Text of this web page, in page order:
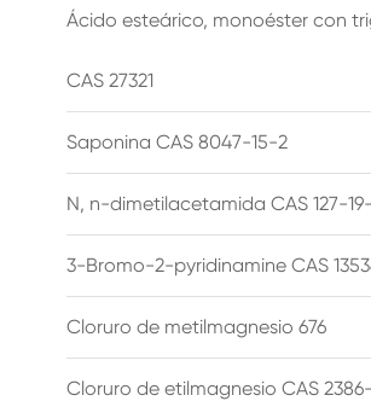
Ácido esteárico, monoéster con
CAS 27321
Saponina CAS 8047-15-2
N, n-dimetilacetamida CAS 127-
3-Bromo-2-pyridinamine CAS
Cloruro de metilmagnesio 676
Cloruro de etilmagnesio CAS